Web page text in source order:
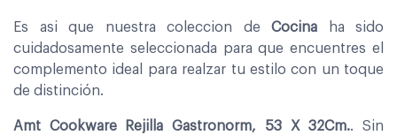
Es asi que nuestra coleccion de Cocina ha sido
cuidadosamente seleccionada para que encuentres el
complemento ideal para realzar tu estilo con un toque
de distinción.
Amt Cookware Rejilla Gastronorm, 53 X 32Cm.. Sin